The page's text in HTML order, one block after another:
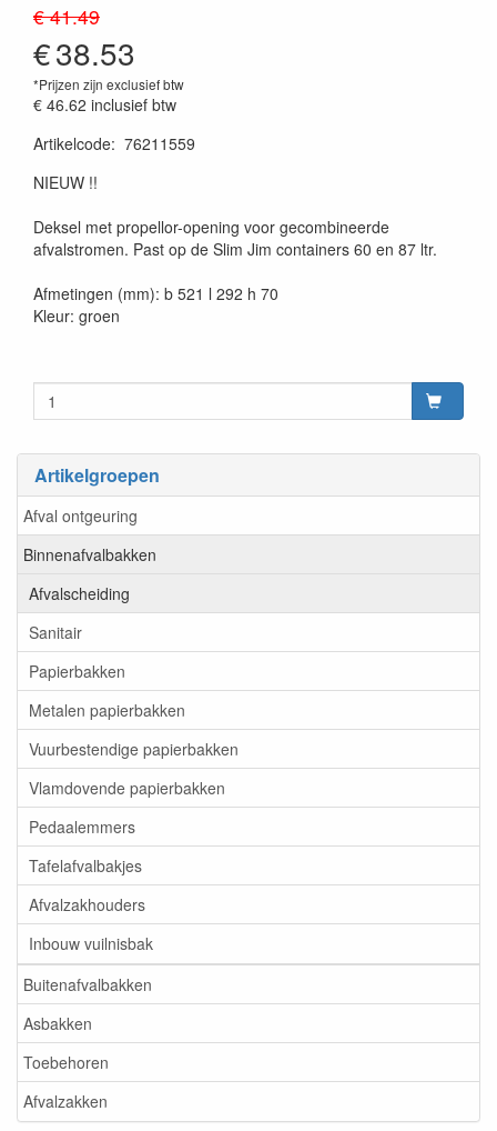
Artikelgroepen
Afval ontgeuring
Binnenafvalbakken
Afvalscheiding
Sanitair
Papierbakken
Metalen papierbakken
Vuurbestendige papierbakken
Vlamdovende papierbakken
Pedaalemmers
Tafelafvalbakjes
Afvalzakhouders
Inbouw vuilnisbak
Buitenafvalbakken
Asbakken
Toebehoren
Afvalzakken
€ 41.49
€38.53
*Prijzen zijn exclusief btw
€ 46.62 inclusief btw
Artikelcode: 76211559
NIEUW !!
Deksel met propellor-opening voor gecombineerde
afvalstromen. Past op de Slim Jim containers 60 en 87 ltr.
Afmetingen (mm): b 521 l 292 h 70
Kleur: groen